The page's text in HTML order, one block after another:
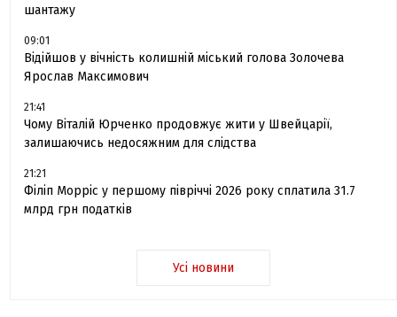
шантажу
09:01
Відійшов у вічність колишній міський голова Золочева
Ярослав Максимович
21:41
Чому Віталій Юрченко продовжує жити у Швейцарії,
залишаючись недосяжним для слідства
21:21
Філіп Морріс у першому півріччі 2026 року сплатила 31.7
млрд грн податків
Усі новини